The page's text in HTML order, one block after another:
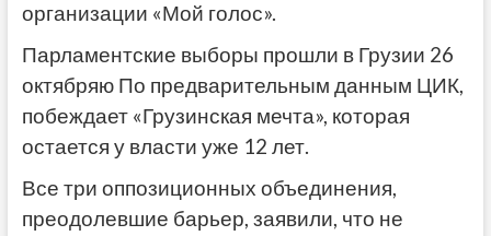
организации «Мой голос».
Парламентские выборы прошли в Грузии 26
октябряю По предварительным данным ЦИК,
побеждает «Грузинская мечта», которая
остается у власти уже 12 лет.
Все три оппозиционных объединения,
преодолевшие барьер, заявили, что не